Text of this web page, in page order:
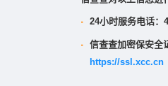
· 24小时服务电话：
· 信查查加密保安全
https://ssl.xcc.cn